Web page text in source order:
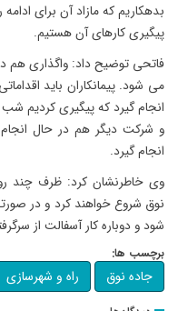
بدهکاریم که مازاد آن برای
پیگیری کارهای آن هستیم.
فاتحی توضیح داد: واگذاری هم
می شود. پیمانکاران باید
انجام گیرد که پیگیری کردیم شب
و شرکت دیگر هم در حال انجام
انجام گیرد.
وی خاطرنشان کرد: ظرف چند روز
نوق شروع خواهند کرد و در
شود و دوباره کار آسفالت از
برچسب ها:
جاده نوق راه و شهرسازی